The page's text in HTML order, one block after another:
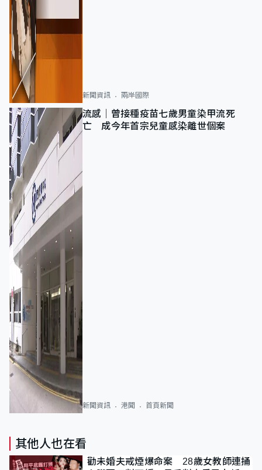
新聞資訊 兩岸國際
流感｜曾接種疫苗七歲男童染甲流死
亡 成今年首宗兒童感染離世個案
新聞資訊 港聞 首頁新聞
其他人也在看
勸未婚夫戒煙爆命案 28歲女教師連捅